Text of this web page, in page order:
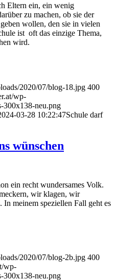
Eltern ein, ein wenig
zu machen, ob sie der
wollen, den sie in vielen
ist oft das einzige Thema,
wird.
2020/07/blog-18.jpg 400
wp-
300x138-neu.png
03-28 10:22:47Schule darf
wünschen
ein recht wundersames Volk.
wir klagen, wir
In meinem speziellen Fall geht es
2020/07/blog-2b.jpg 400
wp-
300x138-neu.png